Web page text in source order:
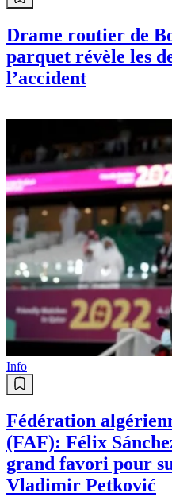
Drame routier de
parquet révèle les
l’accident
Info
Fédération
(FAF): Félix
grand favori pour
Vladimir Petković